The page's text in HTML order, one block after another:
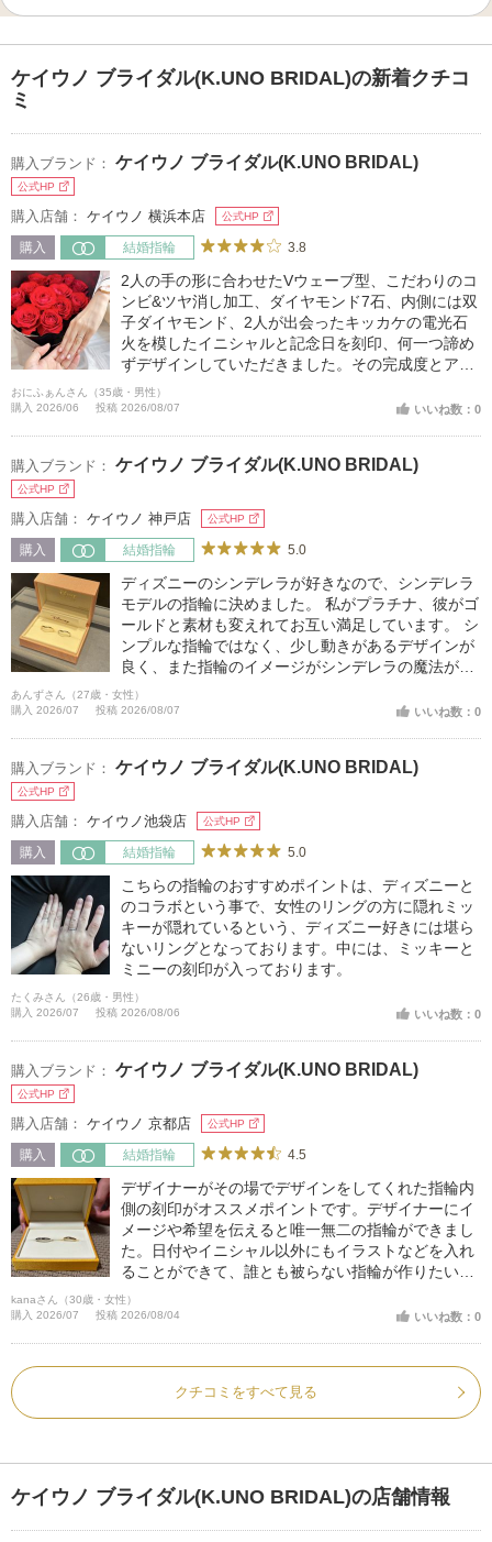
ケイウノ ブライダル(K.UNO BRIDAL)の新着クチコ
ミ
購入ブランド： ケイウノ ブライダル(K.UNO BRIDAL)
公式HP
購入店舗： ケイウノ 横浜本店 公式HP
購入 結婚指輪 3.8
2人の手の形に合わせたVウェーブ型、こだわりのコ
ンビ&ツヤ消し加工、ダイヤモンド7石、内側には双
子ダイヤモンド、2人が出会ったキッカケの電光石
火を模したイニシャルと記念日を刻印、何一つ諦め
ずデザインしていただきました。その完成度とアフ
ターケアの安心感、素敵な記念になりました。
おにふぁんさん（35歳・男性）
購入 2026/06
投稿 2026/08/07 いいね数：0
購入ブランド： ケイウノ ブライダル(K.UNO BRIDAL)
公式HP
購入店舗： ケイウノ 神戸店 公式HP
購入 結婚指輪 5.0
ディズニーのシンデレラが好きなので、シンデレラ
モデルの指輪に決めました。 私がプラチナ、彼がゴ
ールドと素材も変えれてお互い満足しています。 シ
ンプルな指輪ではなく、少し動きがあるデザインが
良く、また指輪のイメージがシンデレラの魔法がか
かっているように思えたのでこちらにしました。 見
る度に自分も魔法にかかってシンデレラになれた気
あんずさん（27歳・女性）
購入 2026/07
投稿 2026/08/07 いいね数：0
購入ブランド： ケイウノ ブライダル(K.UNO BRIDAL)
公式HP
購入店舗： ケイウノ池袋店 公式HP
購入 結婚指輪 5.0
こちらの指輪のおすすめポイントは、ディズニーと
のコラボという事で、女性のリングの方に隠れミッ
キーが隠れているという、ディズニー好きには堪ら
ないリングとなっております。中には、ミッキーと
ミニーの刻印が入っております。
たくみさん（26歳・男性）
購入 2026/07
投稿 2026/08/06 いいね数：0
購入ブランド： ケイウノ ブライダル(K.UNO BRIDAL)
公式HP
購入店舗： ケイウノ 京都店 公式HP
購入 結婚指輪 4.5
デザイナーがその場でデザインをしてくれた指輪内
側の刻印がオススメポイントです。デザイナーにイ
メージや希望を伝えると唯一無二の指輪ができまし
た。日付やイニシャル以外にもイラストなどを入れ
ることができて、誰とも被らない指輪が作りたい人
にオススメ！！
kanaさん（30歳・女性）
購入 2026/07
投稿 2026/08/04 いいね数：0
クチコミをすべて見る
ケイウノ ブライダル(K.UNO BRIDAL)の店舗情報